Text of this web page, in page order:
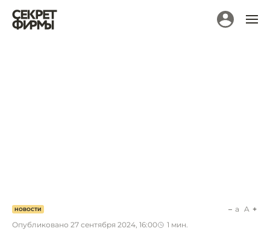
НОВОСТИ
Опубликовано 27 сентября 2024, 16:00 1 мин.
a A